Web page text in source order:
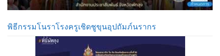
พิธีกรรมโนราโรงครูเชิดชูขุนอุปถัมภ์นรากร